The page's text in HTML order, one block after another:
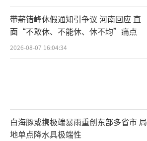
带薪错峰休假通知引争议 河南回应 直
面“不敢休、不能休、休不均”痛点
2026-08-07 16:04:34
白海豚或携极端暴雨重创东部多省市 局
地单点降水具极端性